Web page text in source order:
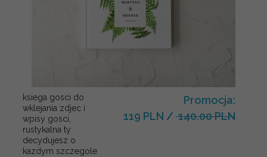
ksiega gosci do
wklejania zdjec i
wpisy gosci,
rustykalna ty
decydujesz o
kazdym szczegole
Promocja:
119 PLN / 140.00 PLN